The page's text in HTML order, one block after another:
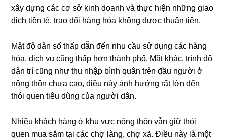
xây dựng các cơ sở kinh doanh và thực hiện những giao
dịch tiền tệ, trao đổi hàng hóa không được thuận tiện.
Mật độ dân số thấp dẫn đến nhu cầu sử dụng các hàng
hóa, dịch vụ cũng thấp hơn thành phố. Mặt khác, trình độ
dân trí cũng như thu nhập bình quân trên đầu người ở
nông thôn chưa cao, điều này ảnh hưởng rất lớn đến
thói quen tiêu dùng của người dân.
Nhiều khách hàng ở khu vực nông thôn vẫn giữ thói
quen mua sắm tại các chợ làng, chợ xã. Điều này là một